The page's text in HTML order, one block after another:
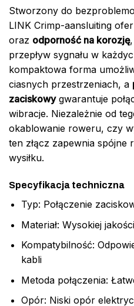
Stworzony do
LINK Crimp-aansluiting
oraz odporność na korozję
przepływ sygnału w
kompaktowa forma
ciasnych przestrzeniach, a
zaciskowygwarantuje
wibracje. Niezależnie od
okablowanie roweru, czy
ten złącz zapewnia
wysiłku.
Specyfikacja techniczna
Typ: Połączenie
Materiał: Wysokiej
Kompatybilność:
kabli
Metoda połączenia:
Opór: Niski opór